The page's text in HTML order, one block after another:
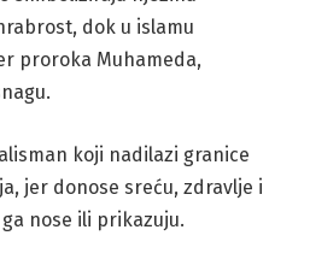
dok u islamu
proroka Muhameda,
koji nadilazi granice
jer donose sreću, zdravlje i
nose ili prikazuju.